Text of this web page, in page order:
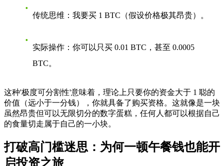
传统思维 ：我要买 1 BTC（假设价格极其昂贵）。
实际操作 ：你可以只买 0.01 BTC，甚至 0.0005
BTC。
这种'极度可分割性'意味着，理论上只要你的资金大于 1 聪的
价值（远小于一分钱），你就具备了购买资格。这就像是一块
虽然昂贵但可以无限切分的数字蛋糕，任何人都可以根据自己
的食量切走属于自己的一小块。
打破高门槛迷思：为何一顿午餐钱也能开
启投资之旅